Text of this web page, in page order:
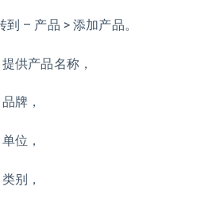
到 – 产品 > 添加产品。
供产品名称，
牌，
位，
别，